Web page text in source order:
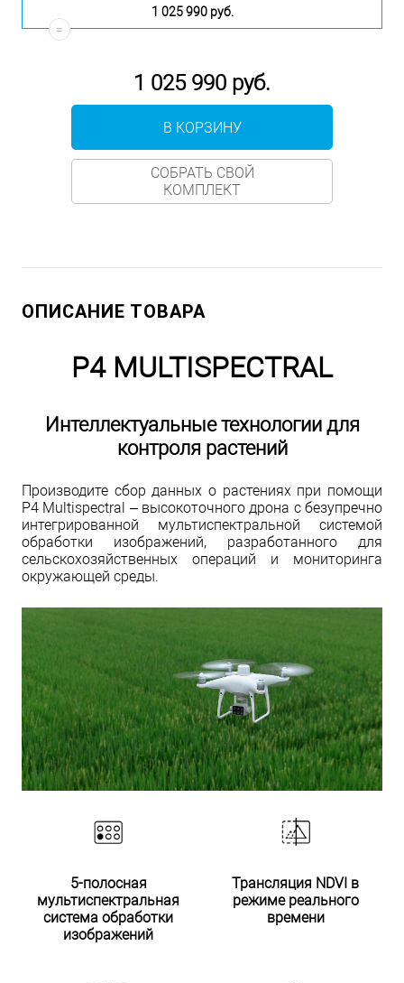
1 025 990 руб.
1 025 990 руб.
В КОРЗИНУ
СОБРАТЬ СВОЙ
КОМПЛЕКТ
=
ОПИСАНИЕ ТОВАРА
P4 MULTISPECTRAL
Интеллектуальные технологии для
контроля растений
Производите сбор данных о растениях при помощи
P4 Multispectral – высокоточного дрона с безупречно
интегрированной мультиспектральной системой
обработки изображений, разработанного для
сельскохозяйственных операций и мониторинга
окружающей среды.
5-полосная
мультиспектральная
система обработки
изображений
Трансляция NDVI в
режиме реального
времени